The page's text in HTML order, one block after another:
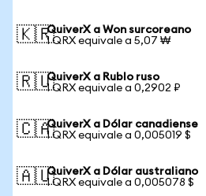
🇰🇷QuiverX a Won surcoreano
1 QRX equivale a 5,07 ₩
🇷🇺QuiverX a Rublo ruso
1 QRX equivale a 0,2902 ₽
🇨🇦QuiverX a Dólar canadiense
1 QRX equivale a 0,005019 $
🇦🇺QuiverX a Dólar australiano
1 QRX equivale a 0,005078 $